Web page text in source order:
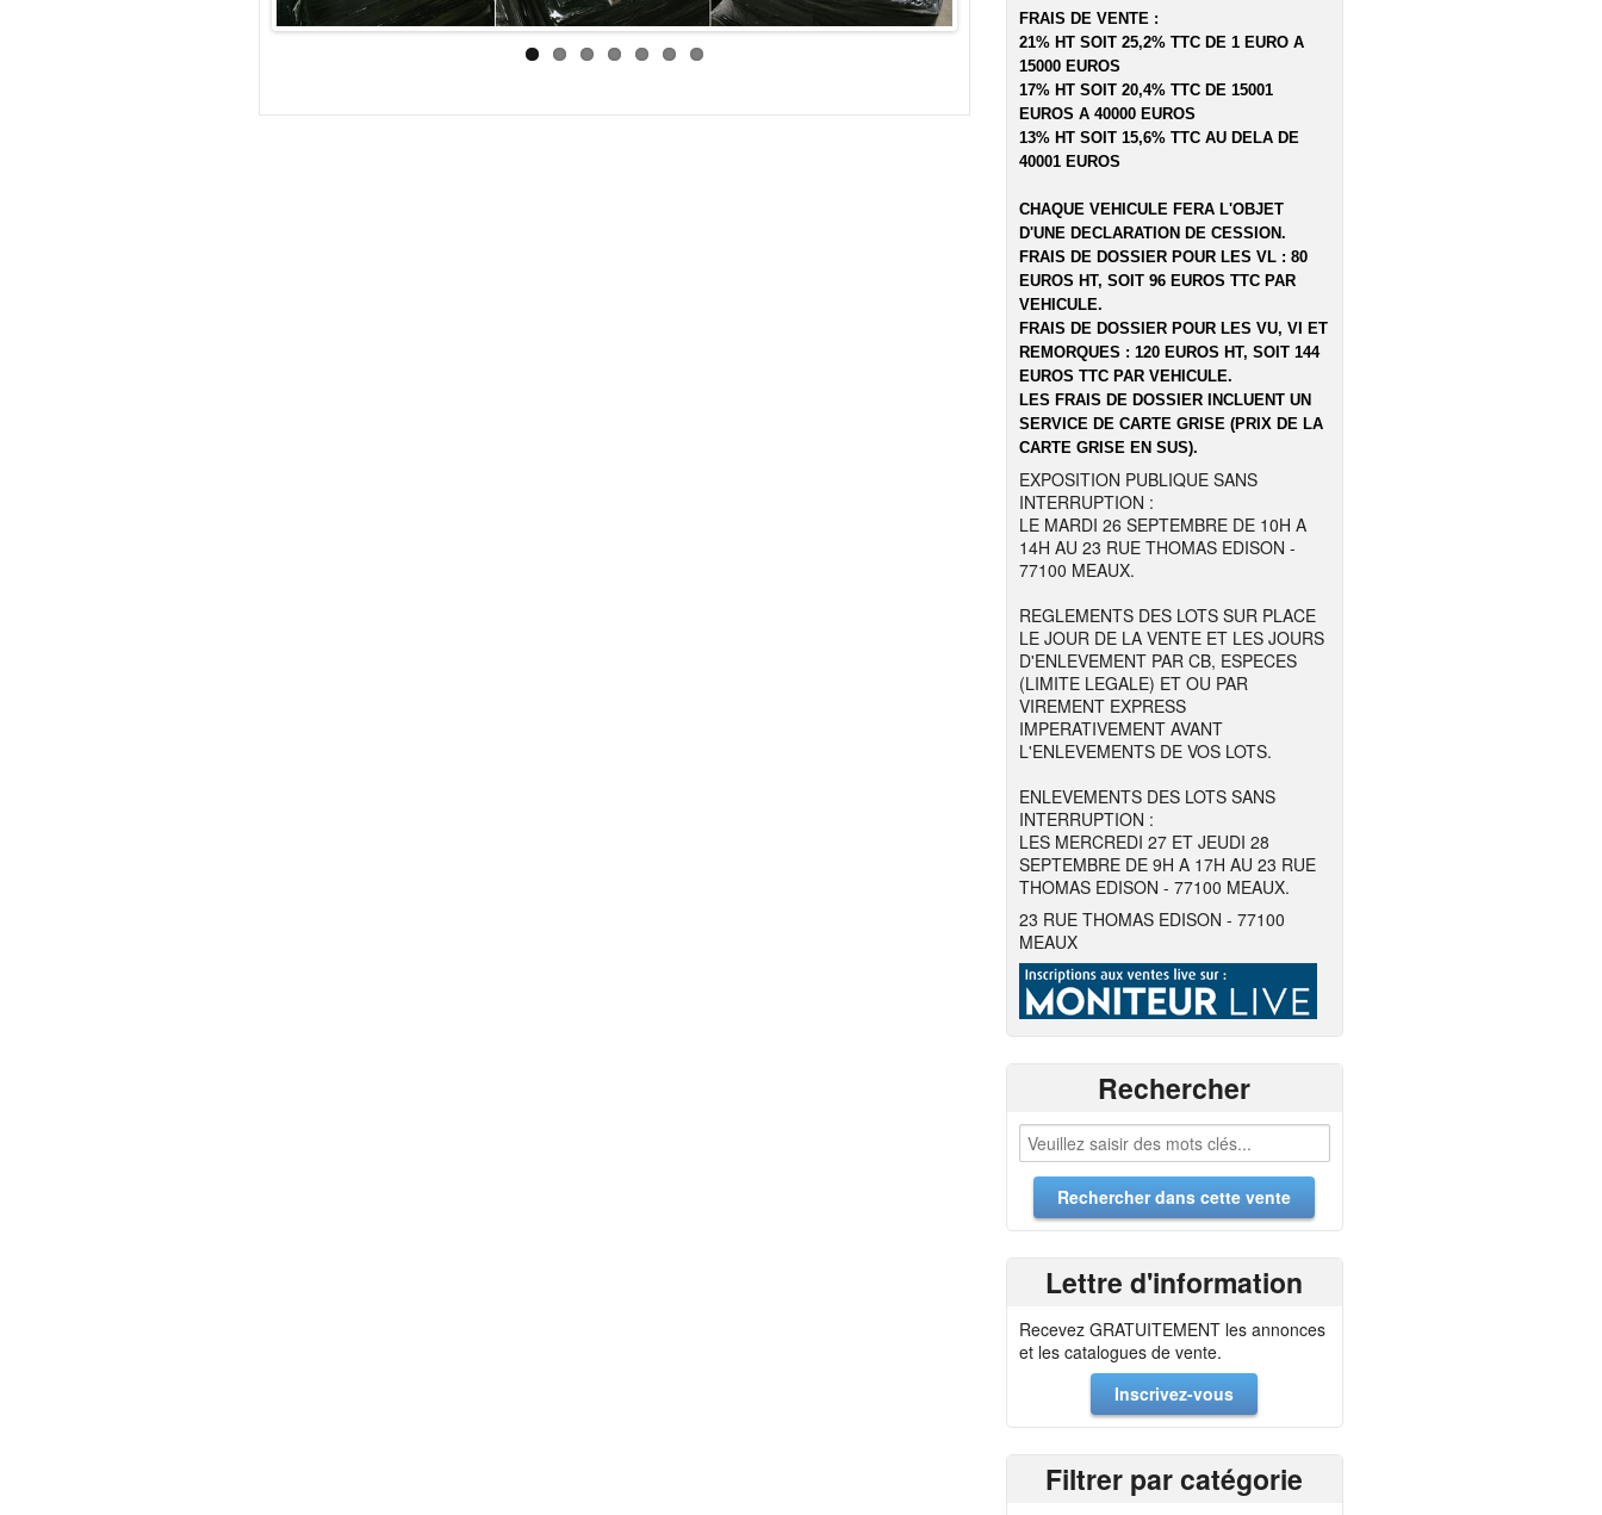
FRAIS DE VENTE :
21% HT SOIT 25,2% TTC DE 1 EURO A
15000 EUROS
17% HT SOIT 20,4% TTC DE 15001
EUROS A 40000 EUROS
13% HT SOIT 15,6% TTC AU DELA DE
40001 EUROS
CHAQUE VEHICULE FERA L'OBJET
D'UNE DECLARATION DE CESSION.
FRAIS DE DOSSIER POUR LES VL : 80
EUROS HT, SOIT 96 EUROS TTC PAR
VEHICULE.
FRAIS DE DOSSIER POUR LES VU, VI ET
REMORQUES : 120 EUROS HT, SOIT 144
EUROS TTC PAR VEHICULE.
LES FRAIS DE DOSSIER INCLUENT UN
SERVICE DE CARTE GRISE (PRIX DE LA
CARTE GRISE EN SUS).
EXPOSITION PUBLIQUE SANS
INTERRUPTION :
LE MARDI 26 SEPTEMBRE DE 10H A
14H AU 23 RUE THOMAS EDISON -
77100 MEAUX.
REGLEMENTS DES LOTS SUR PLACE
LE JOUR DE LA VENTE ET LES JOURS
D'ENLEVEMENT PAR CB, ESPECES
(LIMITE LEGALE) ET OU PAR
VIREMENT EXPRESS
IMPERATIVEMENT AVANT
L'ENLEVEMENTS DE VOS LOTS.
ENLEVEMENTS DES LOTS SANS
INTERRUPTION :
LES MERCREDI 27 ET JEUDI 28
SEPTEMBRE DE 9H A 17H AU 23 RUE
THOMAS EDISON - 77100 MEAUX.
23 RUE THOMAS EDISON - 77100
MEAUX
Rechercher
Lettre d'information
Recevez GRATUITEMENT les annonces
et les catalogues de vente.
Inscrivez-vous
Filtrer par catégorie